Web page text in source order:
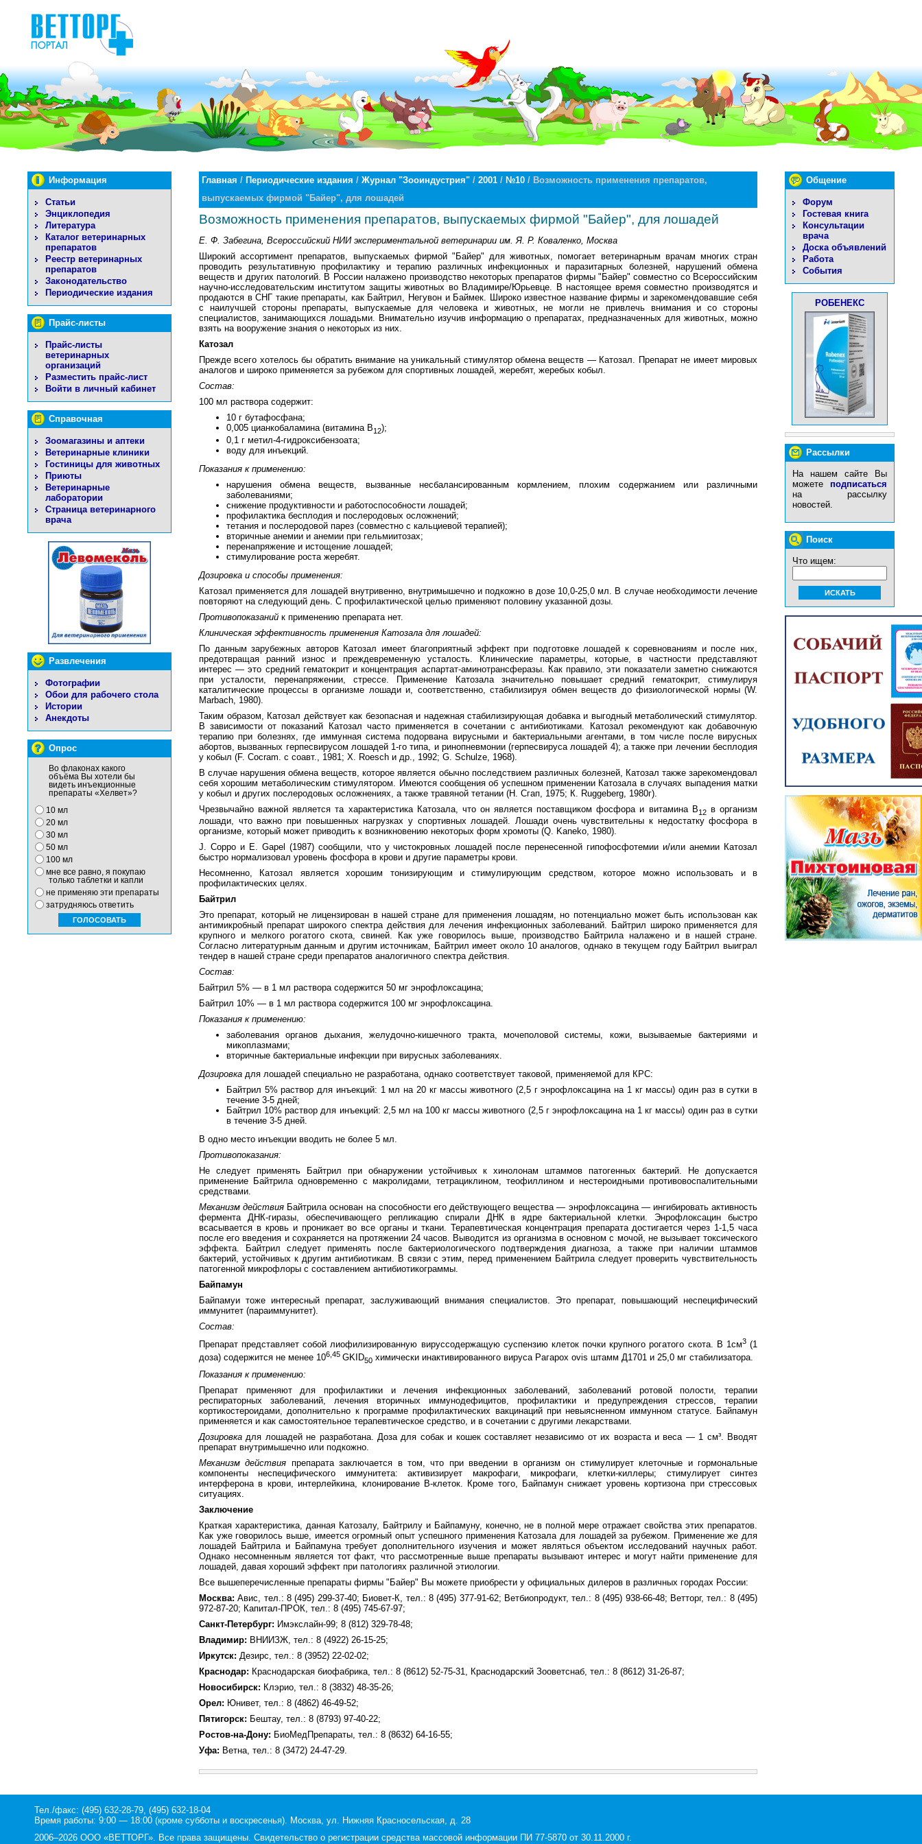
Информация
Статьи
Энциклопедия
Литература
Каталог ветеринарных
препаратов
Реестр ветеринарных
препаратов
Законодательство
Периодические издания
Прайс-листы
Прайс-листы
ветеринарных
организаций
Разместить прайс-лист
Войти в личный кабинет
Справочная
Зоомагазины и аптеки
Ветеринарные клиники
Гостиницы для животных
Приюты
Ветеринарные
лаборатории
Страница ветеринарного
врача
Развлечения
Фотографии
Обои для рабочего стола
Истории
Анекдоты
Опрос
Во флаконах какого
объёма Вы хотели бы
видеть инъекционные
препараты «Хелвет»?
10 мл
20 мл
30 мл
50 мл
100 мл
мне все равно, я покупаю
только таблетки и капли
не применяю эти препараты
затрудняюсь ответить
Общение
Форум
Гостевая книга
Консультации
врача
Доска объявлений
Работа
События
РОБЕНЕКС
Рассылки
На нашем сайте Вы
можете подписаться
на рассылку
новостей.
Поиск
Что ищем:
Главная / Периодические издания / Журнал "Зооиндустрия" / 2001 / №10 / Возможность применения препаратов,
выпускаемых фирмой "Байер", для лошадей
Возможность применения препаратов, выпускаемых фирмой "Байер", для лошадей
Е. Ф. Забегина, Всероссийский НИИ экспериментальной ветеринарии им. Я. Р. Коваленко, Москва
Широкий ассортимент препаратов, выпускаемых фирмой "Байер" для животных, помогает ветеринарным врачам многих стран
проводить результативную профилактику и терапию различных инфекционных и паразитарных болезней, нарушений обмена
веществ и других патологий. В России налажено производство некоторых препаратов фирмы "Байер" совместно со Всероссийским
научно-исследовательским институтом защиты животных во Владимире/Юрьевце. В настоящее время совместно производятся и
продаются в СНГ такие препараты, как Байтрил, Негувон и Баймек. Широко известное название фирмы и зарекомендовавшие себя
с наилучшей стороны препараты, выпускаемые для человека и животных, не могли не привлечь внимания и со стороны
специалистов, занимающихся лошадьми. Внимательно изучив информацию о препаратах, предназначенных для животных, можно
взять на вооружение знания о некоторых из них.
Катозал
Прежде всего хотелось бы обратить внимание на уникальный стимулятор обмена веществ — Катозал. Препарат не имеет мировых
аналогов и широко применяется за рубежом для спортивных лошадей, жеребят, жеребых кобыл.
Состав:
100 мл раствора содержит:
10 г бутафосфана;
0,005 цианкобаламина (витамина В12);
0,1 г метил-4-гидроксибензоата;
воду для инъекций.
Показания к применению:
нарушения обмена веществ, вызванные несбалансированным кормлением, плохим содержанием или различными
заболеваниями;
снижение продуктивности и работоспособности лошадей;
профилактика бесплодия и послеродовых осложнений;
тетания и послеродовой парез (совместно с кальциевой терапией);
вторичные анемии и анемии при гельмиитозах;
перенапряжение и истощение лошадей;
стимулирование роста жеребят.
Дозировка и способы применения:
Катозал применяется для лошадей внутривенно, внутримышечно и подкожно в дозе 10,0-25,0 мл. В случае необходимости лечение
повторяют на следующий день. С профилактической целью применяют половину указанной дозы.
Противопоказаний к применению препарата нет.
Клиническая эффективность применения Катозала для лошадей:
По данным зарубежных авторов Катозал имеет благоприятный эффект при подготовке лошадей к соревнованиям и после них,
предотвращая ранний износ и преждевременную усталость. Клинические параметры, которые, в частности представляют
интерес — это средний гематокрит и концентрация аспартат-аминотрансферазы. Как правило, эти показатели заметно снижаются
при усталости, перенапряжении, стрессе. Применение Катозала значительно повышает средний гематокрит, стимулируя
каталитические процессы в организме лошади и, соответственно, стабилизируя обмен веществ до физиологической нормы (W.
Marbach, 1980).
Таким образом, Катозал действует как безопасная и надежная стабилизирующая добавка и выгодный метаболический стимулятор.
В зависимости от показаний Катозал часто применяется в сочетании с антибиотиками. Катозал рекомендуют как добавочную
терапию при болезнях, где иммунная система подорвана вирусными и бактериальными агентами, в том числе после вирусных
абортов, вызванных герпесвирусом лошадей 1-го типа, и ринопневмонии (герпесвируса лошадей 4); а также при лечении бесплодия
у кобыл (F. Cocram. с соавт., 1981; X. Roesch и др., 1992; G. Schulze, 1968).
В случае нарушения обмена веществ, которое является обычно последствием различных болезней, Катозал также зарекомендовал
себя хорошим метаболическим стимулятором. Имеются сообщения об успешном применении Катозала в случаях выпадения матки
у кобыл и других послеродовых осложнениях, а также травяной тетании (Н. Сгап, 1975; К. Ruggeberg, 1980г).
Чрезвычайно важной является та характеристика Катозала, что он является поставщиком фосфора и витамина В12в организм
лошади, что важно при повышенных нагрузках у спортивных лошадей. Лошади очень чувствительны к недостатку фосфора в
организме, который может приводить к возникновению некоторых форм хромоты (Q. Kaneko, 1980).
J. Сорро и Е. Gapel (1987) сообщили, что у чистокровных лошадей после перенесенной гипофосфотемии и/или анемии Катозал
быстро нормализовал уровень фосфора в крови и другие параметры крови.
Несомненно, Катозал является хорошим тонизирующим и стимулирующим средством, которое можно использовать и в
профилактических целях.
Байтрил
Это препарат, который не лицензирован в нашей стране для применения лошадям, но потенциально может быть использован как
антимикробный препарат широкого спектра действия для лечения инфекционных заболеваний. Байтрил широко применяется для
крупного и мелкого рогатого скота, свиней. Как уже говорилось выше, производство Байтрила налажено и в нашей стране.
Согласно литературным данным и другим источникам, Байтрил имеет около 10 аналогов, однако в текущем году Байтрил выиграл
тендер в нашей стране среди препаратов аналогичного спектра действия.
Состав:
Байтрил 5% — в 1 мл раствора содержится 50 мг энрофлоксацина;
Байтрил 10% — в 1 мл раствора содержится 100 мг энрофлоксацина.
Показания к применению:
заболевания органов дыхания, желудочно-кишечного тракта, мочеполовой системы, кожи, вызываемые бактериями и
микоплазмами;
вторичные бактериальные инфекции при вирусных заболеваниях.
Дозировка для лошадей специально не разработана, однако соответствует таковой, применяемой для КРС:
Байтрил 5% раствор для инъекций: 1 мл на 20 кг массы животного (2,5 г энрофлоксацина на 1 кг массы) один раз в сутки в
течение 3-5 дней;
Байтрил 10% раствор для инъекций: 2,5 мл на 100 кг массы животного (2,5 г энрофлоксацина на 1 кг массы) один раз в сутки
в течение 3-5 дней.
В одно место инъекции вводить не более 5 мл.
Противопоказания:
Не следует применять Байтрил при обнаружении устойчивых к хинолонам штаммов патогенных бактерий. Не допускается
применение Байтрила одновременно с макролидами, тетрациклином, теофиллином и нестероидными противовоспалительными
средствами.
Механизм действия Байтрила основан на способности его действующего вещества — энрофлоксацина — ингибировать активность
фермента ДНК-гиразы, обеспечивающего репликацию спирали ДНК в ядре бактериальной клетки. Энрофлоксацин быстро
всасывается в кровь и проникает во все органы и ткани. Терапевтическая концентрация препарата достигается через 1-1,5 часа
после его введения и сохраняется на протяжении 24 часов. Выводится из организма в основном с мочой, не вызывает токсического
эффекта. Байтрил следует применять после бактериологического подтверждения диагноза, а также при наличии штаммов
бактерий, устойчивых к другим антибиотикам. В связи с этим, перед применением Байтрила следует проверить чувствительность
патогенной микрофлоры с составлением антибиотикограммы.
Байпамун
Байпамуи тоже интересный препарат, заслуживающий внимания специалистов. Это препарат, повышающий неспецифический
иммунитет (параиммунитет).
Состав:
Препарат представляет собой лиофилизированную вируссодержащую суспензию клеток почки крупного рогатого скота. В 1см3(1
доза) содержится не менее 106,45 GKID50 химически инактивированного вируса Рагарох ovis штамм Д1701 и 25,0 мг стабилизатора.
Показания к применению:
Препарат применяют для профилактики и лечения инфекционных заболеваний, заболеваний ротовой полости, терапии
респираторных заболеваний, лечения вторичных иммунодефицитов, профилактики и предупреждения стрессов, терапии
кортикостероидами, дополнительно к программе профилактических вакцинаций при невыясненном иммунном статусе. Байпамун
применяется и как самостоятельное терапевтическое средство, и в сочетании с другими лекарствами.
Дозировка для лошадей не разработана. Доза для собак и кошек составляет независимо от их возраста и веса — 1 см³. Вводят
препарат внутримышечно или подкожно.
Механизм действия препарата заключается в том, что при введении в организм он стимулирует клеточные и гормональные
компоненты неспецифического иммунитета: активизирует макрофаги, микрофаги, клетки-киллеры; стимулирует синтез
интерферона в крови, интерлейкина, клонирование В-клеток. Кроме того, Байпамун снижает уровень кортизона при стрессовых
ситуациях.
Заключение
Краткая характеристика, данная Катозалу, Байтрилу и Байпамуну, конечно, не в полной мере отражает свойства этих препаратов.
Как уже говорилось выше, имеется огромный опыт успешного применения Катозала для лошадей за рубежом. Применение же для
лошадей Байтрила и Байпамуна требует дополнительного изучения и может являться объектом исследований научных работ.
Однако несомненным является тот факт, что рассмотренные выше препараты вызывают интерес и могут найти применение для
лошадей, давая хороший эффект при патологиях различной этиологии.
Все вышеперечисленные препараты фирмы "Байер" Вы можете приобрести у официальных дилеров в различных городах России:
Москва: Авис, тел.: 8 (495) 299-37-40; Биовет-К, тел.: 8 (495) 377-91-62; Ветбиопродукт, тел.: 8 (495) 938-66-48; Ветторг, тел.: 8 (495)
972-87-20; Капитал-ПРОК, тел.: 8 (495) 745-67-97;
Санкт-Петербург: Имэкслайн-99; 8 (812) 329-78-48;
Владимир: ВНИИЗЖ, тел.: 8 (4922) 26-15-25;
Иркутск: Дезирс, тел.: 8 (3952) 22-02-02;
Краснодар: Краснодарская биофабрика, тел.: 8 (8612) 52-75-31, Краснодарский Зооветснаб, тел.: 8 (8612) 31-26-87;
Новосибирск: Клэрио, тел.: 8 (3832) 48-35-26;
Орел: Юнивет, тел.: 8 (4862) 46-49-52;
Пятигорск: Бештау, тел.: 8 (8793) 97-40-22;
Ростов-на-Дону: БиоМедПрепараты, тел.: 8 (8632) 64-16-55;
Уфа: Ветна, тел.: 8 (3472) 24-47-29.
Тел./факс: (495) 632-28-79, (495) 632-18-04
Время работы: 9:00 — 18:00 (кроме субботы и воскресенья). Москва, ул. Нижняя Красносельская, д. 28
2006–2026 ООО «ВЕТТОРГ». Все права защищены. Свидетельство о регистрации средства массовой информации ПИ 77-5870 от 30.11.2000 г.